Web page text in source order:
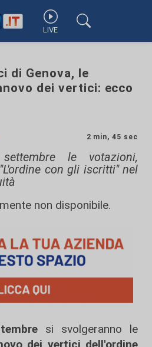
LIVE
di Genova, le
dei vertici: ecco
2 min, 45 sec
le votazioni,
con gli iscritti" nel
non disponibile.
si svolgeranno le